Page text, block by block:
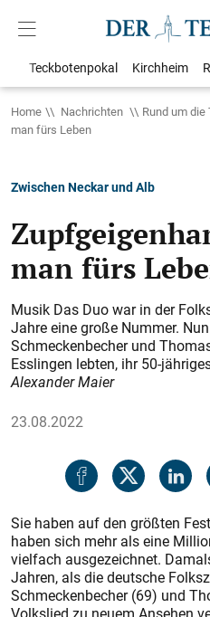
Teckbotenpokal Kirchheim
Home Nachrichten Rund um die
man fürs Leben
Zwischen Neckar und Alb
man fürs
Musik Das Duo war in der
Jahre eine große Nummer.
Schmeckenbecher und
Esslingen lebten, ihr 50-
Alexander Maier
23.08.2022
Sie haben auf den größten
haben sich mehr als eine
vielfach ausgezeichnet.
Jahren, als die deutsche
Schmeckenbecher (69) und